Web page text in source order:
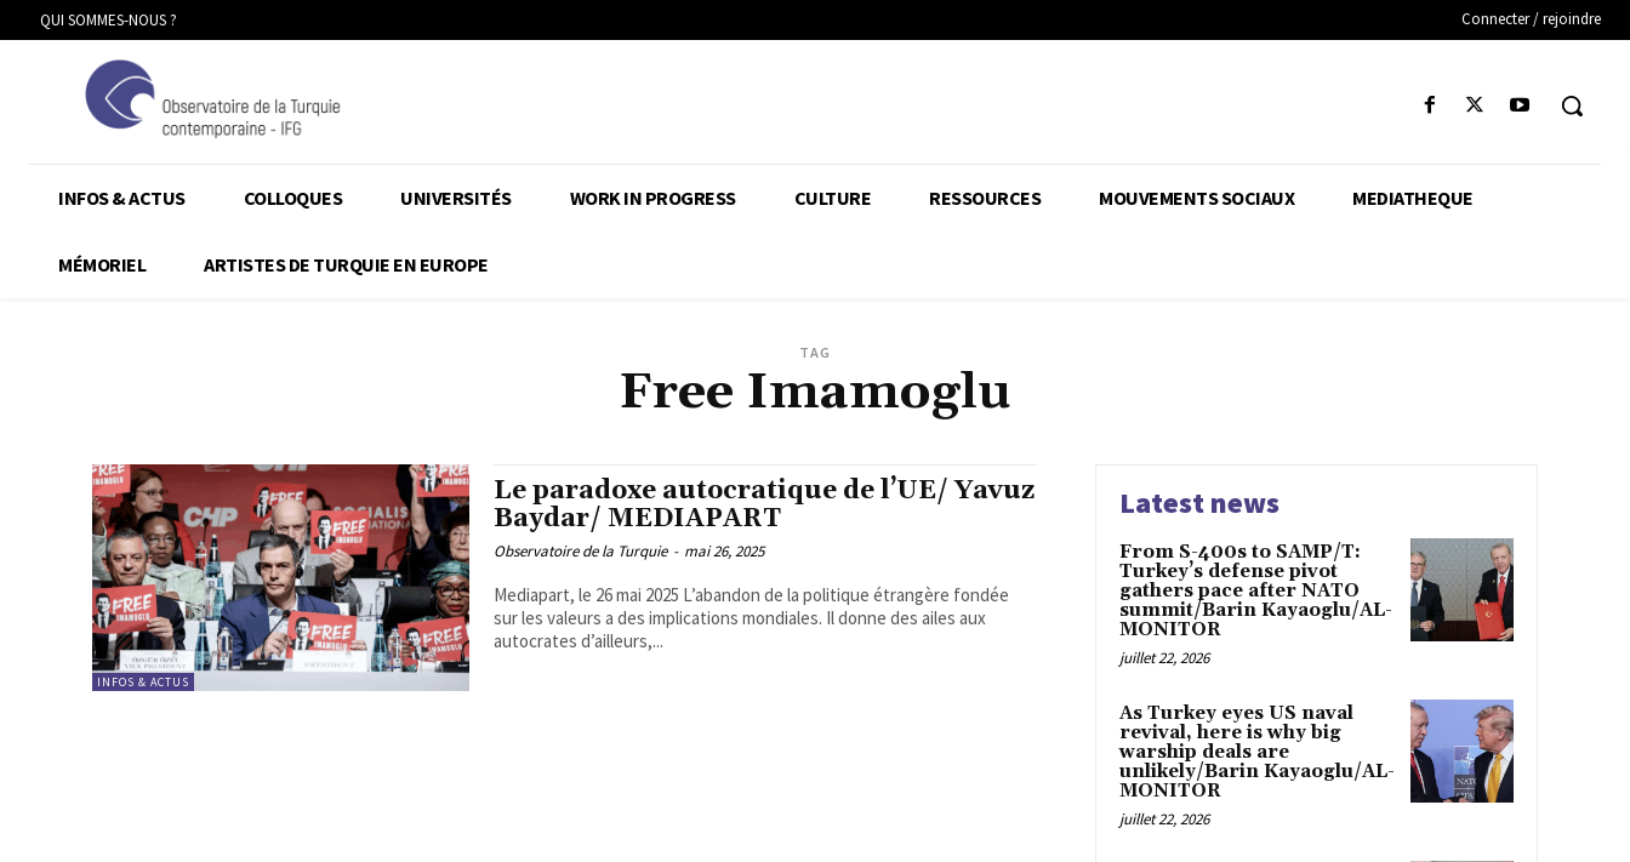
QUI SOMMES-NOUS ? Connecter / rejoindre
INFOS & ACTUS COLLOQUES UNIVERSITÉS WORK IN PROGRESS CULTURE RESSOURCES MOUVEMENTS SOCIAUX MEDIATHEQUE
MÉMORIEL ARTISTES DE TURQUIE EN EUROPE
TAG
Free Imamoglu
INFOS & ACTUS
Le paradoxe autocratique de l’UE/ Yavuz
Baydar/ MEDIAPART
Observatoire de la Turquie - mai 26, 2025
Mediapart, le 26 mai 2025 L’abandon de la politique étrangère fondée
sur les valeurs a des implications mondiales. Il donne des ailes aux
autocrates d’ailleurs,...
Latest news
From S-400s to SAMP/T:
Turkey’s defense pivot
gathers pace after NATO
summit/Barin Kayaoglu/AL-
MONITOR
juillet 22, 2026
As Turkey eyes US naval
revival, here is why big
warship deals are
unlikely/Barin Kayaoglu/AL-
MONITOR
juillet 22, 2026